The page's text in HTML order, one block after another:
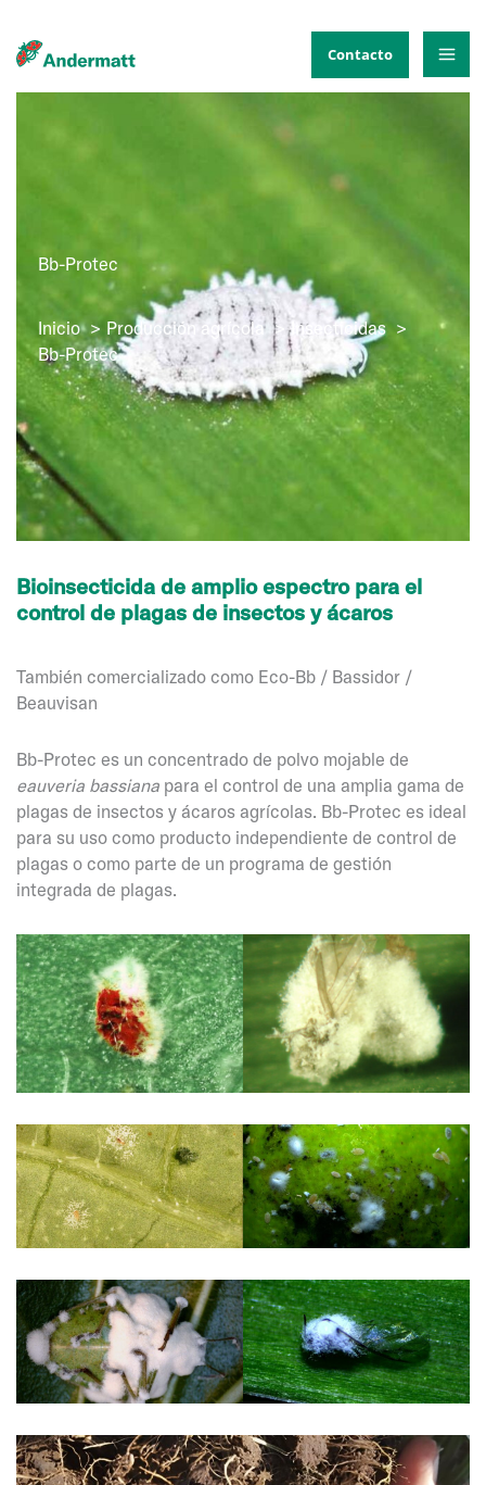
al
Contacto
Bb-Protec
Inicio Producción agrícola
Insecticidas
Bb-Protec
Bioinsecticida de amplio espectro para el
control de plagas de insectos y ácaros
También comercializado como Eco-Bb / Bassidor /
Beauvisan
Bb-Protec es un concentrado de polvo mojable de
eauveria bassiana para el control de una amplia gama de
plagas de insectos y ácaros agrícolas. Bb-Protec es ideal
para su uso como producto independiente de control de
plagas o como parte de un programa de gestión
integrada de plagas.